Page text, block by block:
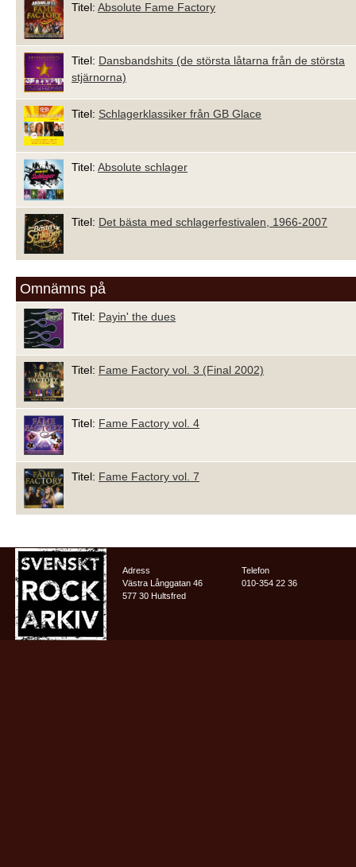
Titel: Absolute Fame Factory
Titel: Dansbandshits (de största låtarna från de största
stjärnorna)
Titel: Schlagerklassiker från GB Glace
Titel: Absolute schlager
Titel: Det bästa med schlagerfestivalen, 1966-2007
Omnämns på
Titel: Payin' the dues
Titel: Fame Factory vol. 3 (Final 2002)
Titel: Fame Factory vol. 4
Titel: Fame Factory vol. 7
Adress
Västra Långgatan 46
577 30 Hultsfred
Telefon
010-354 22 36